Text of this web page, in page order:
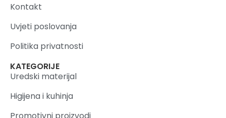
Kontakt
Uvjeti poslovanja
Politika privatnosti
KATEGORIJE
Uredski materijal
Higijena i kuhinja
Promotivni proizvodi